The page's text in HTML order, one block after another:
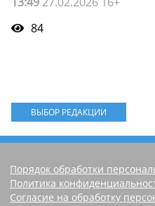
84
ВЫБОР РЕДАКЦИИ
Порядок обработки
Политика
Согласие на обработку